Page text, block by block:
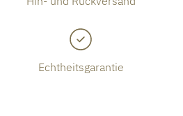
Echtheitsgarantie